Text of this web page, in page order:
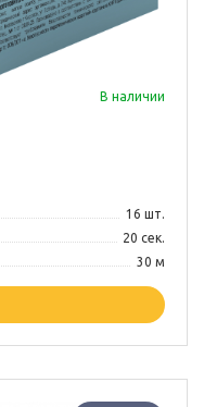
В наличии
16 шт.
20 сек.
30 м